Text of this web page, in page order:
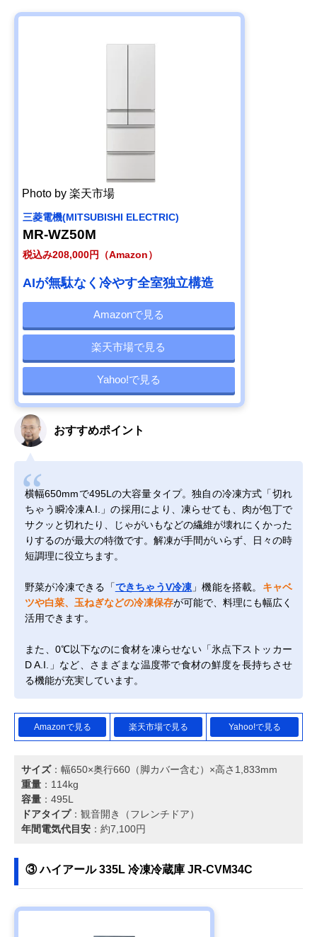
Photo by 楽天市場
三菱電機(MITSUBISHI ELECTRIC)
MR-WZ50M
税込み208,000円（Amazon）
AIが無駄なく冷やす全室独立構造
Amazonで見る
楽天市場で見る
Yahoo!で見る
おすすめポイント
横幅650mmで495Lの大容量タイプ。独自の冷凍方式「切れ
ちゃう瞬冷凍A.I.」の採用により、凍らせても、肉が包丁で
サクッと切れたり、じゃがいもなどの繊維が壊れにくかった
りするのが最大の特徴です。解凍が手間がいらず、日々の時
短調理に役立ちます。
野菜が冷凍できる「できちゃうV冷凍 」機能を搭載。 キャベ
ツや白菜、玉ねぎなどの冷凍保存が可能で、料理にも幅広く
活用できます。
また、0℃以下なのに食材を凍らせない「氷点下ストッカー
D A.I.」など、さまざまな温度帯で食材の鮮度を長持ちさせ
る機能が充実しています。
Amazonで見る 楽天市場で見る Yahoo!で見る
サイズ：幅650×奥行660（脚カバー含む）×高さ1,833mm
重量 ：114kg
容量 ：495L
ドアタイプ：観音開き（フレンチドア）
年間電気代目安 ：約7,100円
③ ハイアール 335L 冷凍冷蔵庫 JR-CVM34C